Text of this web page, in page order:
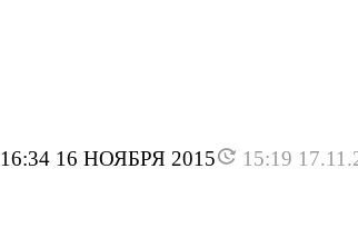
16:34 16 НОЯБРЯ 2015 15:19